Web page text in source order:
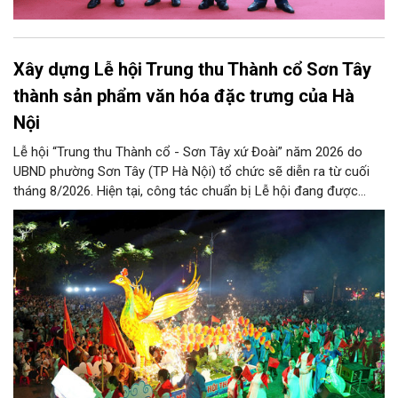
Xây dựng Lễ hội Trung thu Thành cổ Sơn Tây
thành sản phẩm văn hóa đặc trưng của Hà
Nội
Lễ hội “Trung thu Thành cổ - Sơn Tây xứ Đoài” năm 2026 do
UBND phường Sơn Tây (TP Hà Nội) tổ chức sẽ diễn ra từ cuối
tháng 8/2026. Hiện tại, công tác chuẩn bị Lễ hội đang được
chính quyền phường Sơn Tây cùng các phòng, ban, ngành, đơn
vị và 25 tổ dân phố khẩn trương triển khai, tạo khí thế sôi nổi,
sẵn sàng mang đến cho Nhân dân và du khách một mùa Trung
thu quy mô, đặc sắc và giàu bản sắc văn hóa xứ Đoài.